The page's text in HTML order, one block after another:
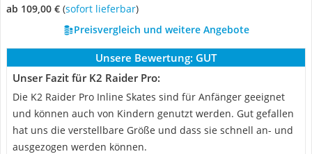
ab 109,00 € ( Sofort lieferbar)
Preisvergleich und weitere Angebote
Unsere Bewertung: GUT
Unser Fazit für K2 Raider Pro:
Die K2 Raider Pro Inline Skates sind für Anfänger geeignet
und können auch von Kindern genutzt werden. Gut gefallen
hat uns die verstellbare Größe und dass sie schnell an- und
ausgezogen werden können.